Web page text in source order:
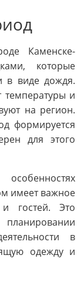
Каменске-
которые
в виде дождя.
температуры и
на регион.
формируется
для этого
имеет важное
гостей. Это
в
одежду и